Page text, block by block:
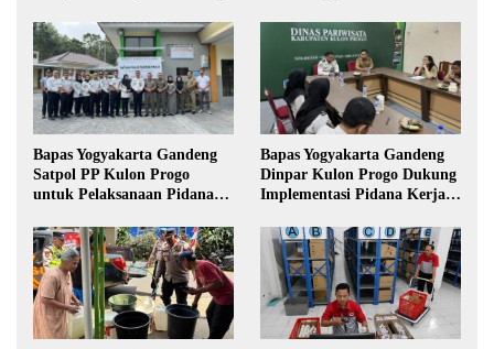
Bapas Yogyakarta Gandeng
Satpol PP Kulon Progo
untuk Pelaksanaan Pidana
Bapas Yogyakarta Gandeng
Dinpar Kulon Progo Dukung
Implementasi Pidana Kerja